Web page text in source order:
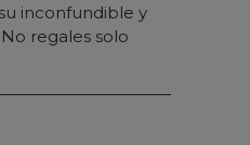
inconfundible y
regales solo